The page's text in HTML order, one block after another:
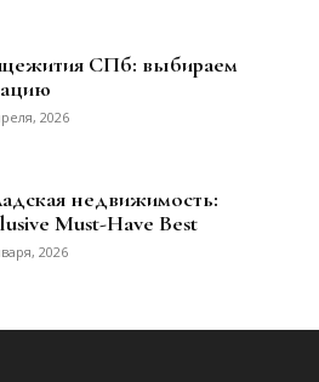
СПб: выбираем
2026
недвижимость:
Must-Have Best
2026